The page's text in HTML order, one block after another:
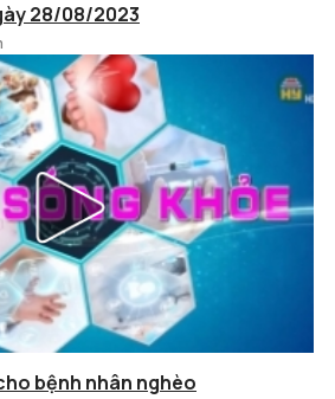
28/08/2023
bệnh nhân nghèo